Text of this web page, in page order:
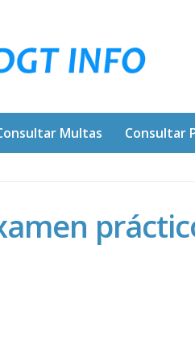
Multas Consultar